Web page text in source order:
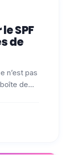
SPF
de
n’est pas
de